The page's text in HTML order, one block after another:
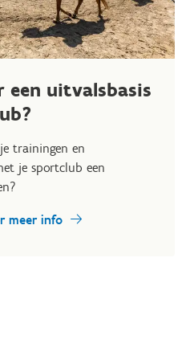
een uitvalsbasis
trainingen en
je sportclub een
meer info